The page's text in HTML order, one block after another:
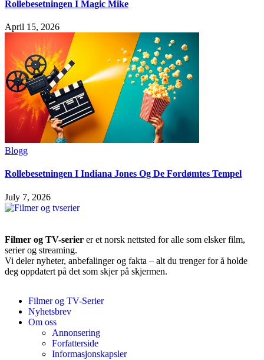
Rollebesetningen I Magic Mike
April 15, 2026
Blogg
Rollebesetningen I Indiana Jones Og De Fordømtes Tempel
July 7, 2026
Filmer og TV-serier er et norsk nettsted for alle som elsker film,
serier og streaming.
Vi deler nyheter, anbefalinger og fakta – alt du trenger for å holde
deg oppdatert på det som skjer på skjermen.
Filmer og TV-Serier
Nyhetsbrev
Om oss
Annonsering
Forfatterside
Informasjonskapsler